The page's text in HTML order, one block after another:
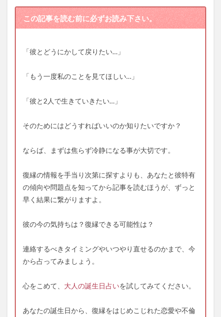
この記事を読む前に必ずお読み下さい。
「彼とどうにかして戻りたい…」
「もう一度私のことを見てほしい…」
「彼と2人で生きていきたい…」
そのためにはどうすればいいのか知りたいですか？
ならば、まずは焦らず冷静になる事が大切です。
復縁の情報を手当り次第に探すよりも、あなたと彼特有
の傾向や問題点を知ってから記事を読むほうが、ずっと
早く結果に繋がりますよ。
彼の今の気持ちは？復縁できる可能性は？
連絡するべきタイミングやいつやり直せるのかまで、今
から占ってみましょう。
心をこめて、 大人の誕生日占いを試してみてください。
あなたの誕生日から、復縁をはじめこじれた恋愛や不倫